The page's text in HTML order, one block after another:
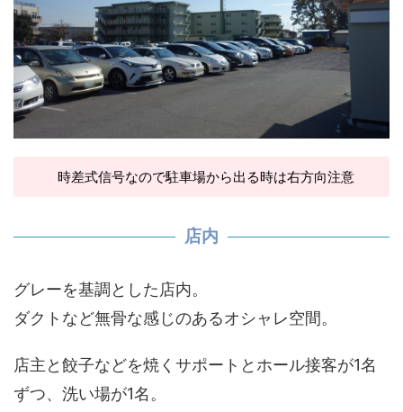
時差式信号なので駐車場から出る時は右方向注意
店内
グレーを基調とした店内。
ダクトなど無骨な感じのあるオシャレ空間。
店主と餃子などを焼くサポートとホール接客が1名
ずつ、洗い場が1名。